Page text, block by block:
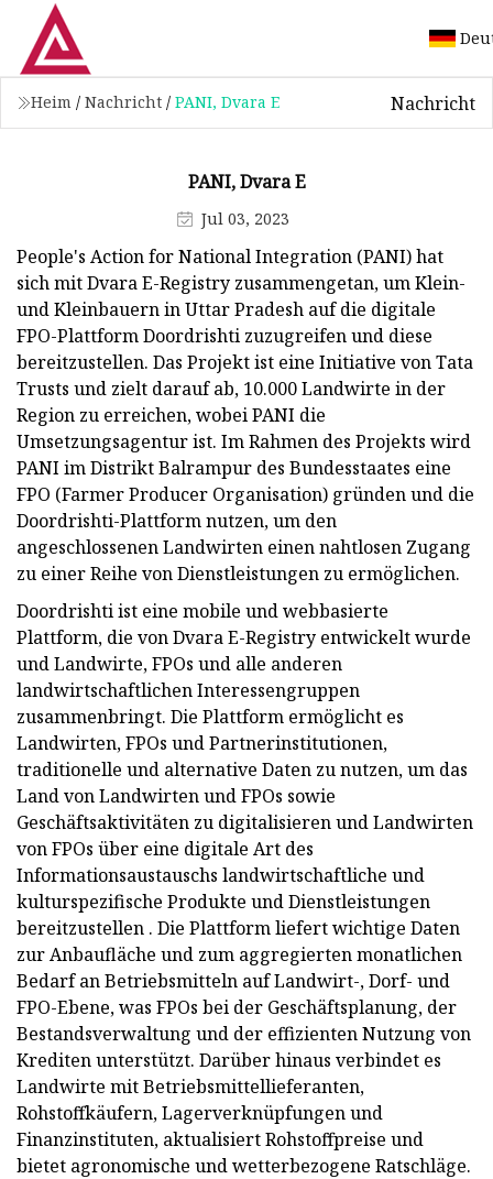
Heim / Nachricht / PANI, Dvara E Nachricht
PANI, Dvara E
Jul 03, 2023
People's Action for National Integration (PANI) hat
sich mit Dvara E-Registry zusammengetan, um Klein-
und Kleinbauern in Uttar Pradesh auf die digitale
FPO-Plattform Doordrishti zuzugreifen und diese
bereitzustellen. Das Projekt ist eine Initiative von Tata
Trusts und zielt darauf ab, 10.000 Landwirte in der
Region zu erreichen, wobei PANI die
Umsetzungsagentur ist. Im Rahmen des Projekts wird
PANI im Distrikt Balrampur des Bundesstaates eine
FPO (Farmer Producer Organisation) gründen und die
Doordrishti-Plattform nutzen, um den
angeschlossenen Landwirten einen nahtlosen Zugang
zu einer Reihe von Dienstleistungen zu ermöglichen.
Doordrishti ist eine mobile und webbasierte
Plattform, die von Dvara E-Registry entwickelt wurde
und Landwirte, FPOs und alle anderen
landwirtschaftlichen Interessengruppen
zusammenbringt. Die Plattform ermöglicht es
Landwirten, FPOs und Partnerinstitutionen,
traditionelle und alternative Daten zu nutzen, um das
Land von Landwirten und FPOs sowie
Geschäftsaktivitäten zu digitalisieren und Landwirten
von FPOs über eine digitale Art des
Informationsaustauschs landwirtschaftliche und
kulturspezifische Produkte und Dienstleistungen
bereitzustellen . Die Plattform liefert wichtige Daten
zur Anbaufläche und zum aggregierten monatlichen
Bedarf an Betriebsmitteln auf Landwirt-, Dorf- und
FPO-Ebene, was FPOs bei der Geschäftsplanung, der
Bestandsverwaltung und der effizienten Nutzung von
Krediten unterstützt. Darüber hinaus verbindet es
Landwirte mit Betriebsmittellieferanten,
Rohstoffkäufern, Lagerverknüpfungen und
Finanzinstituten, aktualisiert Rohstoffpreise und
bietet agronomische und wetterbezogene Ratschläge.